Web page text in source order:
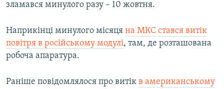
зламався минулого разу – 10 жовтня.
Наприкінці минулого місяця на МКС стався витік
повітря в російському модулі, там, де розташована
робоча апаратура.
Раніше повідомлялося про витік в американському